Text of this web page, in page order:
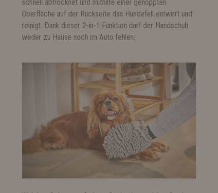
schnell abtrocknet und mithilfe einer genoppten
Oberfläche auf der Rückseite das Hundefell entwirrt und
reinigt. Dank dieser 2-in-1 Funktion darf der Handschuh
weder zu Hause noch im Auto fehlen.